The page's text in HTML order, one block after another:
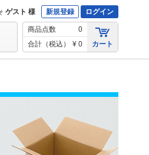
ゲスト 様 新規登録 ログイン
商品点数
0
合計（税込）
¥ 0 カート